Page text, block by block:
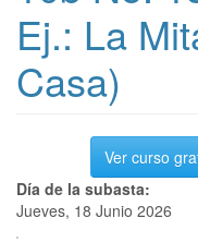
Ej.: La
Casa)
Ver curso
Día de la subasta:
Jueves, 18 Junio 2026